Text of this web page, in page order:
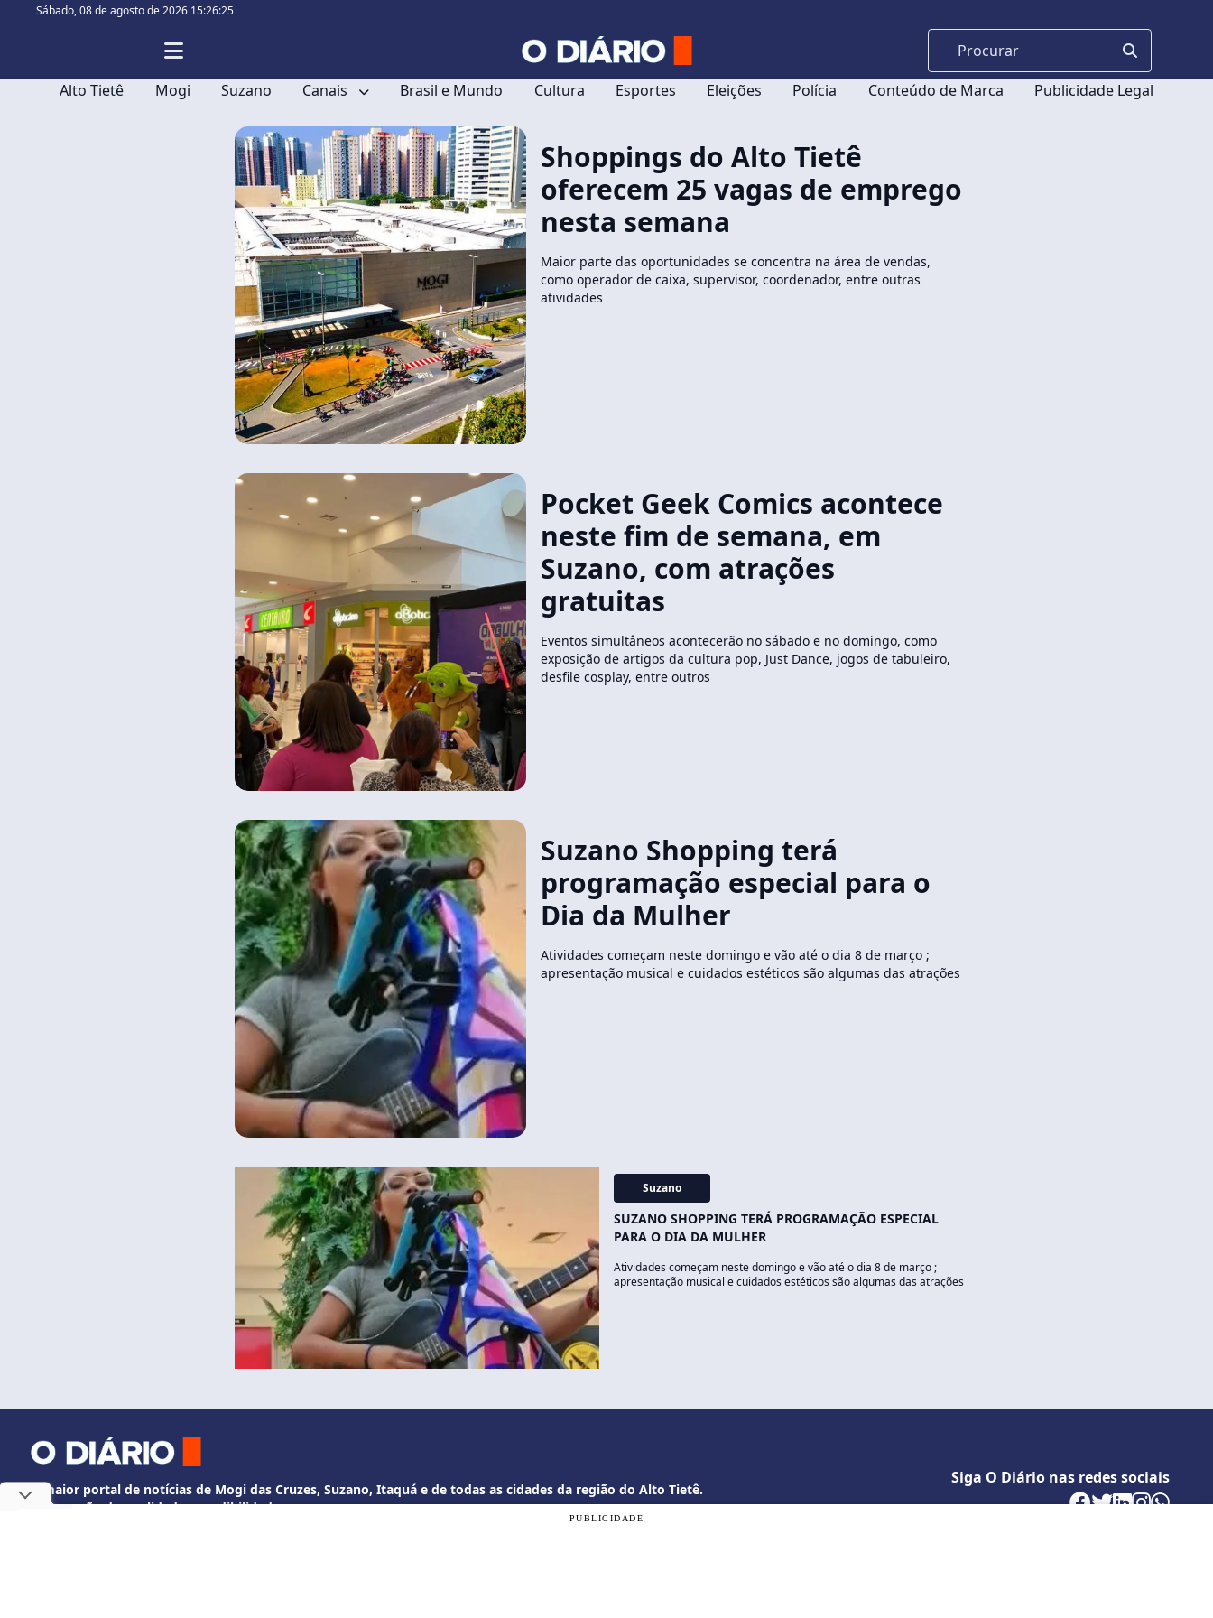
Sábado,08 de agosto de 2026 15:26:25
Alto Tietê Mogi Suzano Canais Brasil e Mundo Cultura Esportes Eleições Polícia Conteúdo de Marca Publicidade Legal
Shoppings do Alto Tietê
oferecem 25 vagas de emprego
nesta semana
Maior parte das oportunidades se concentra na área de vendas,
como operador de caixa, supervisor, coordenador, entre outras
atividades
Pocket Geek Comics acontece
neste fim de semana, em
Suzano, com atrações
gratuitas
Eventos simultâneos acontecerão no sábado e no domingo, como
exposição de artigos da cultura pop, Just Dance, jogos de tabuleiro,
desfile cosplay, entre outros
Suzano Shopping terá
programação especial para o
Dia da Mulher
Atividades começam neste domingo e vão até o dia 8 de março ;
apresentação musical e cuidados estéticos são algumas das atrações
Suzano
SUZANO SHOPPING TERÁ PROGRAMAÇÃO ESPECIAL
PARA O DIA DA MULHER
Atividades começam neste domingo e vão até o dia 8 de março ;
apresentação musical e cuidados estéticos são algumas das atrações
O maior portal de notícias de Mogi das Cruzes, Suzano, Itaquá e de todas as cidades da região do Alto Tietê.
Informação de qualidade e credibilidade.
Siga O Diário nas redes sociais
PUBLICIDADE